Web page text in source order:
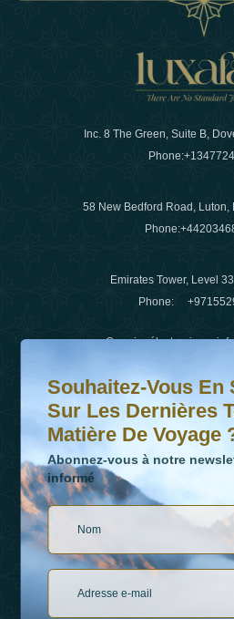
Inc. 8 The Green, Suite B,
Phone:
58 New Bedford Road, Luton,
Phone:
Emirates Tower, Level
Phone:
Courrier électronique:
WhatsApp N°
LIENS
Souhaitez-vous en savoir plus
Abonnez-vous à notre
Souhaitez-Vous En
Sur Les Dernières
Matière De Voyage
Abonnez-vous à notre
informé